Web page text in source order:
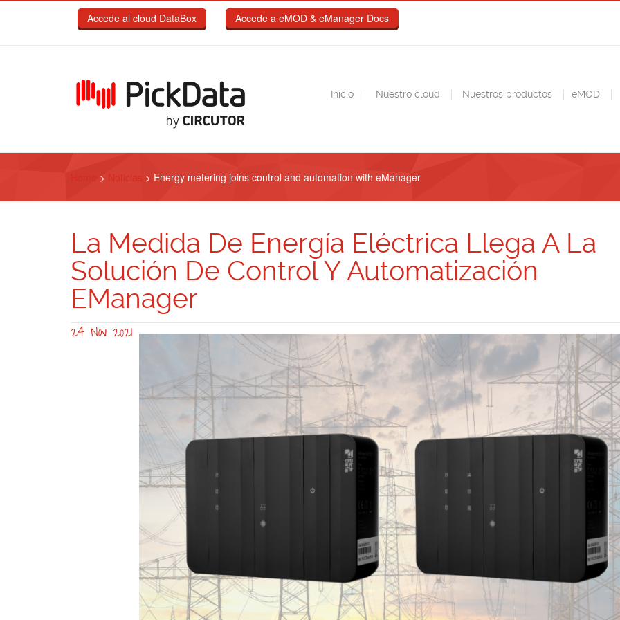
Pasar al contenido principal
Accede al cloud DataBox
Accede a eMOD & eManager Docs
Inicio Nuestro cloud Nuestros productos eMOD
> > Energy metering joins control and automation with eManager
La Medida De Energía Eléctrica Llega A La
Solución De Control Y Automatización
EManager
24 Nov 2021
eManager_Energy_Website_Article_LR.png